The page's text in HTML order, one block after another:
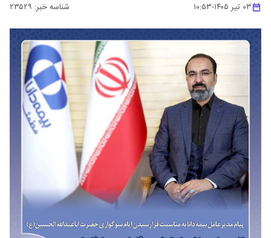
۰۳ تیر ۱۴۰۵ -۱۰:۵۳ شناسه خبر: ۲۳۵۲۹